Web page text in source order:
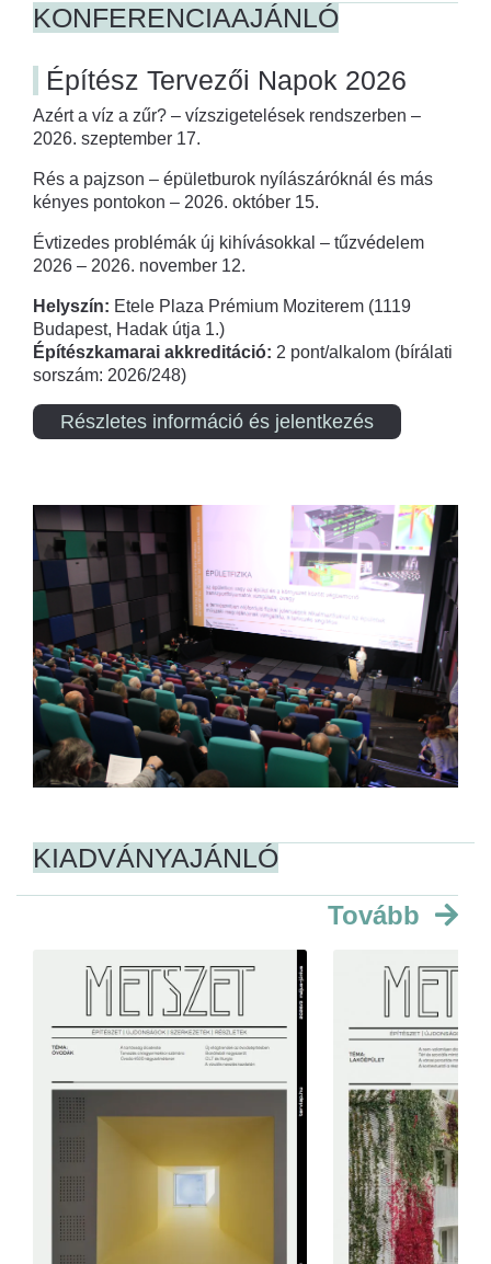
KONFERENCIAAJÁNLÓ
Építész Tervezői Napok 2026
Azért a víz a zűr? – vízszigetelések rendszerben –
2026. szeptember 17.
Rés a pajzson – épületburok nyílászáróknál és más
kényes pontokon – 2026. október 15.
Évtizedes problémák új kihívásokkal – tűzvédelem
2026 – 2026. november 12.
Helyszín: Etele Plaza Prémium Moziterem (1119
Budapest, Hadak útja 1.)
Építészkamarai akkreditáció: 2 pont/alkalom (bírálati
sorszám: 2026/248)
Részletes információ és jelentkezés
KIADVÁNYAJÁNLÓ
Tovább